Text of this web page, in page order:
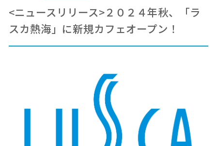
<ニュースリリース>２０２４年秋、「ラ
スカ熱海」に新規カフェオープン！